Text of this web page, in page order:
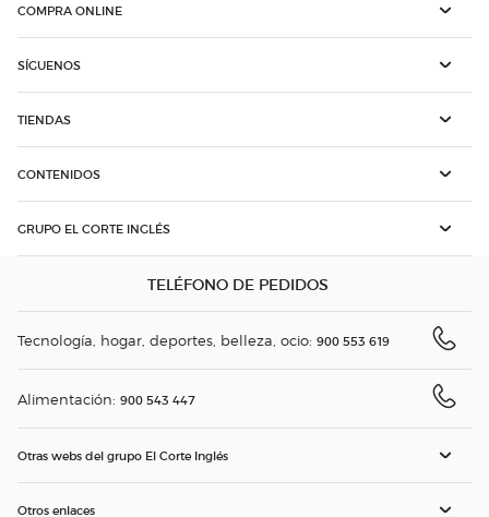
COMPRA ONLINE
SÍGUENOS
TIENDAS
CONTENIDOS
GRUPO EL CORTE INGLÉS
TELÉFONO DE PEDIDOS
Tecnología, hogar, deportes, belleza, ocio: 900 553 619
Alimentación: 900 543 447
Otras webs del grupo El Corte Inglés
Otros enlaces